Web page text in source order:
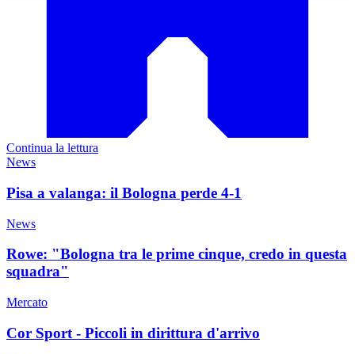
Continua la lettura
News
Pisa a valanga: il Bologna perde 4-1
News
Rowe: "Bologna tra le prime cinque, credo in questa
squadra"
Mercato
Cor Sport - Piccoli in dirittura d'arrivo